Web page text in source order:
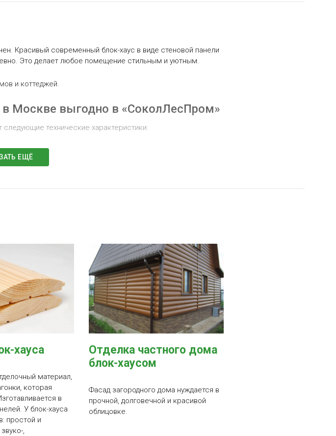
Красивый современный блок-хаус в виде стеновой панели
Это делает любое помещение стильным и уютным.
и коттеджей.
в Москве выгодно в «СоколЛесПром»
технические характеристики:
климатической зоне.
стоимость можно узнать по телефону.
на выгодных условиях, обращайтесь к производителю
в сжатые сроки – просто оставьте заявку через сайт
ЕЩЁ
хауса
материал,
которая
в
У блок-хауса
простой и
,
Отделка частного дома
блок-хаусом
Фасад загородного дома нуждается в
прочной, долговечной и красивой
облицовке.